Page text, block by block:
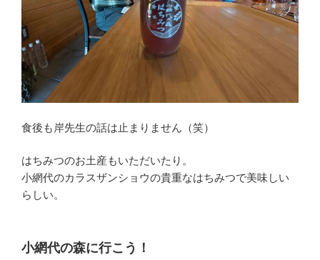
食後も岸先生の話は止まりません（笑）
はちみつのお土産もいただいたり。
小網代のカラスザンショウの貴重なはちみつで美味しい
らしい。
小網代の森に行こう！